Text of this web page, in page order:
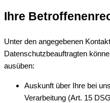
Ihre
Unter den angegebenen
Datenschutzbeauftragten
ausüben:
Auskunft über Ihre bei
Verarbeitung (Art. 15